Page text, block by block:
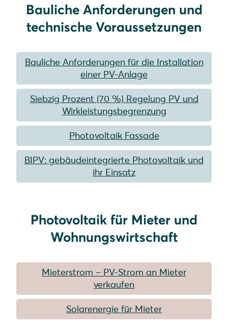
Bauliche Anforderungen und
technische Voraussetzungen
Bauliche Anforderungen für die Installation
einer PV-Anlage
Siebzig Prozent (70 %) Regelung PV und
Wirkleistungsbegrenzung
Photovoltaik Fassade
BIPV: gebäudeintegrierte Photovoltaik und
ihr Einsatz
Photovoltaik für Mieter und
Wohnungswirtschaft
Mieterstrom – PV-Strom an Mieter
verkaufen
Solarenergie für Mieter